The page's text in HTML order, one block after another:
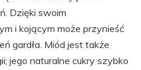
Dzięki swoim
i kojącym może przynieść
gardła. Miód jest także
jego naturalne cukry szybko